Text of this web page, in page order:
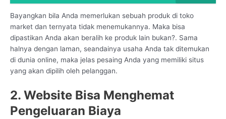
Bayangkan bila Anda memerlukan sebuah produk di toko
market dan ternyata tidak menemukannya. Maka bisa
dipastikan Anda akan beralih ke produk lain bukan?. Sama
halnya dengan laman, seandainya usaha Anda tak ditemukan
di dunia online, maka jelas pesaing Anda yang memiliki situs
yang akan dipilih oleh pelanggan.
2. Website Bisa Menghemat
Pengeluaran Biaya